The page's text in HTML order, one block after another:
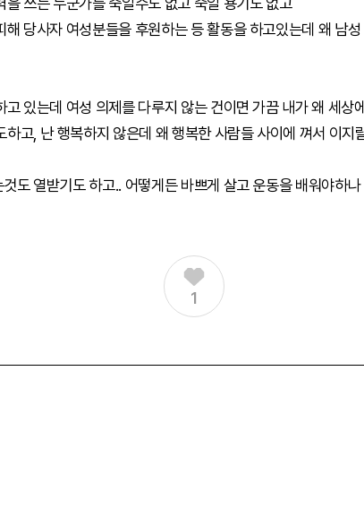
당사자 여성분들을 후원하는 등 활동을 하고있는데 왜 남
있는데 여성 의제를 다루지 않는 건이면 가끔 내가 왜 세상
고, 난 행복하지 않은데 왜 행복한 사람들 사이에 껴서 이지
도 열받기도 하고.. 어떻게든 바쁘게 살고 운동을 배워야하
1